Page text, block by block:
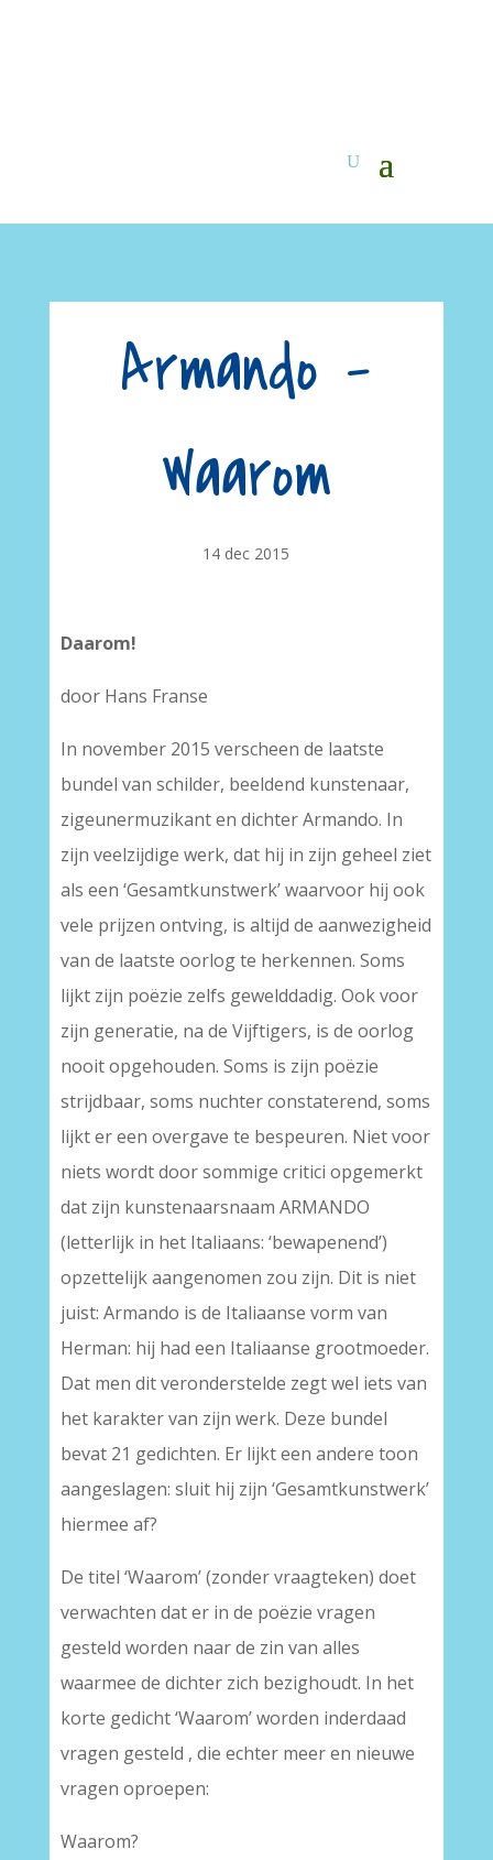
Armando –
Waarom
14 dec 2015
Daarom!
door Hans Franse
In november 2015 verscheen de laatste
bundel van schilder, beeldend kunstenaar,
zigeunermuzikant en dichter Armando. In
zijn veelzijdige werk, dat hij in zijn geheel ziet
als een ‘Gesamtkunstwerk’ waarvoor hij ook
vele prijzen ontving, is altijd de aanwezigheid
van de laatste oorlog te herkennen. Soms
lijkt zijn poëzie zelfs gewelddadig. Ook voor
zijn generatie, na de Vijftigers, is de oorlog
nooit opgehouden. Soms is zijn poëzie
strijdbaar, soms nuchter constaterend, soms
lijkt er een overgave te bespeuren. Niet voor
niets wordt door sommige critici opgemerkt
dat zijn kunstenaarsnaam ARMANDO
(letterlijk in het Italiaans: ‘bewapenend’)
opzettelijk aangenomen zou zijn. Dit is niet
juist: Armando is de Italiaanse vorm van
Herman: hij had een Italiaanse grootmoeder.
Dat men dit veronderstelde zegt wel iets van
het karakter van zijn werk. Deze bundel
bevat 21 gedichten. Er lijkt een andere toon
aangeslagen: sluit hij zijn ‘Gesamtkunstwerk’
hiermee af?
De titel ‘Waarom’ (zonder vraagteken) doet
verwachten dat er in de poëzie vragen
gesteld worden naar de zin van alles
waarmee de dichter zich bezighoudt. In het
korte gedicht ‘Waarom’ worden inderdaad
vragen gesteld , die echter meer en nieuwe
vragen oproepen:
Waarom?